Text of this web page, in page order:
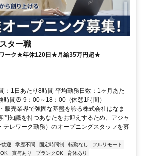
ター職
ーク★年休120日★月給35万円超★
：1日あたり8時間 平均勤務日数：1ヶ月あた
時間⏰ 9：00～18：00（休憩1時間）
販売業界で強固な基盤を誇る株式会社はなま
門知識を持つあなたをお迎えするため、アジャ
テレワーク勤務）のオープニングスタッフを募
歓迎 学歴不問 固定時間制 転勤なし
フルリモート
賞与あり ブランクOK
育休あり